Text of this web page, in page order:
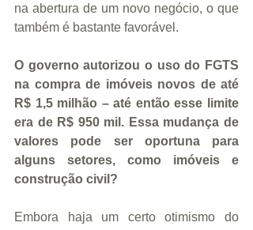
na abertura de um novo negócio, o que
também é bastante favorável.
O governo autorizou o uso do FGTS
na compra de imóveis novos de até
R$ 1,5 milhão – até então esse limite
era de R$ 950 mil. Essa mudança de
valores pode ser oportuna para
alguns setores, como imóveis e
construção civil?
Embora haja um certo otimismo do